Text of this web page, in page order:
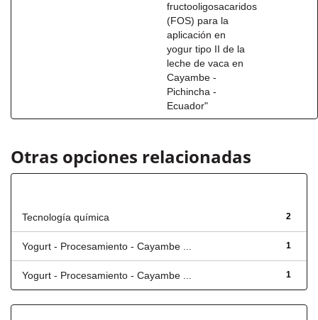
fructooligosacaridos
(FOS) para la
aplicación en
yogur tipo II de la
leche de vaca en
Cayambe -
Pichincha -
Ecuador"
Otras opciones relacionadas
2
Tecnología química
1
Yogurt - Procesamiento - Cayambe ...
1
Yogurt - Procesamiento - Cayambe ...